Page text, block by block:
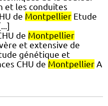
et les conduites
de Montpellier Etude
de Montpellier
et extensive de
génétique et
CHU de Montpellier A